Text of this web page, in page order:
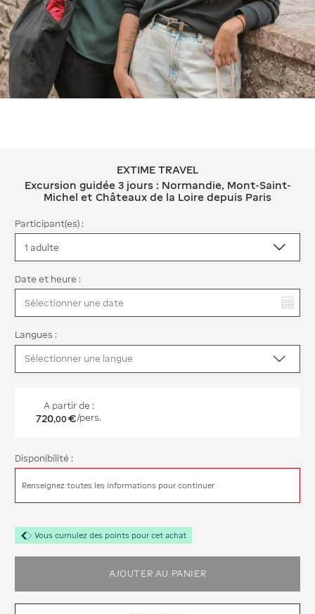
EXTIME TRAVEL Excursion guidée
EXTIME TRAVEL
Excursion guidée 3 jours : Normandie, Mont-Saint-
Michel et Châteaux de la Loire depuis Paris
Participant(es) :
Date et heure :
Langues :
A partir de :
720,00 €/pers.
Disponibilité :
Renseignez toutes les informations pour continuer
Vous cumulez des points pour cet achat
AJOUTER AU PANIER